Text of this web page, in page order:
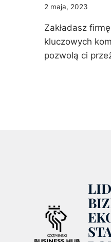
2 maja, 2023
Zakładasz
kluczowych
pozwolą ci